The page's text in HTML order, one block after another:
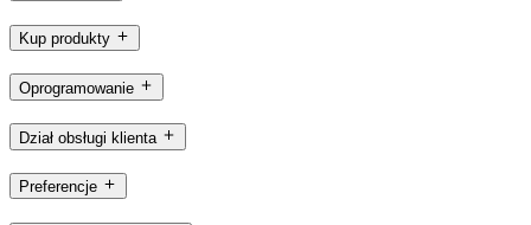
Kup produkty
Oprogramowanie
Dział obsługi klienta
Preferencje